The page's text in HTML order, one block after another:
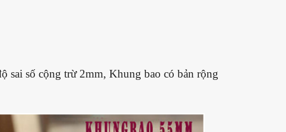
sai số cộng trừ 2mm, Khung bao có bản rộng